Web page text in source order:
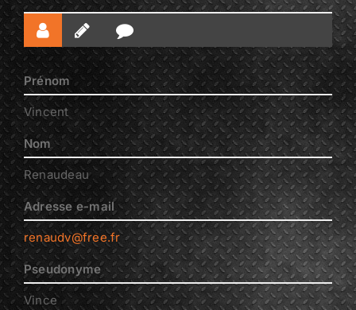
Prénom
Vincent
Nom
Renaudeau
Adresse e-mail
renaudv@free.fr
Pseudonyme
Vince